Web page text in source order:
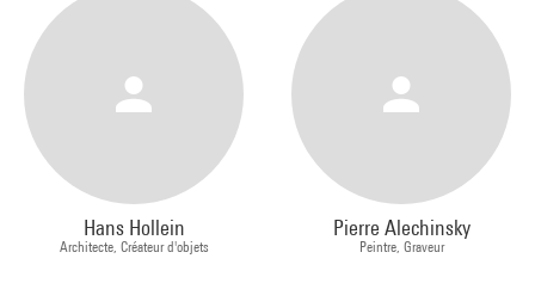
Hans Hollein
Architecte, Créateur d'objets
Pierre Alechinsky
Peintre, Graveur